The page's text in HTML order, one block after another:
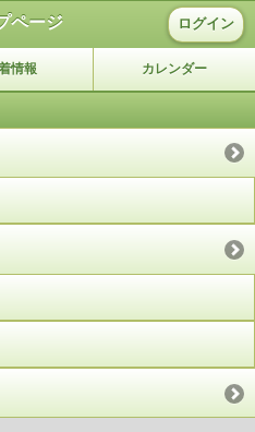
ページ ログイン
情報 カレンダー